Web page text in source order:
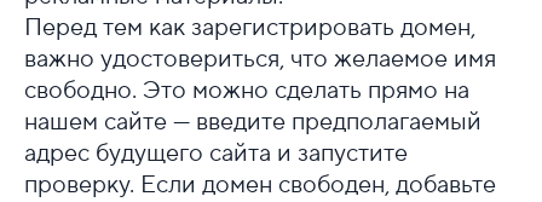
Перед тем как зарегистрировать домен,
важно удостовериться, что желаемое имя
свободно. Это можно сделать прямо на
нашем сайте — введите предполагаемый
адрес будущего сайта и запустите
проверку. Если домен свободен, добавьте